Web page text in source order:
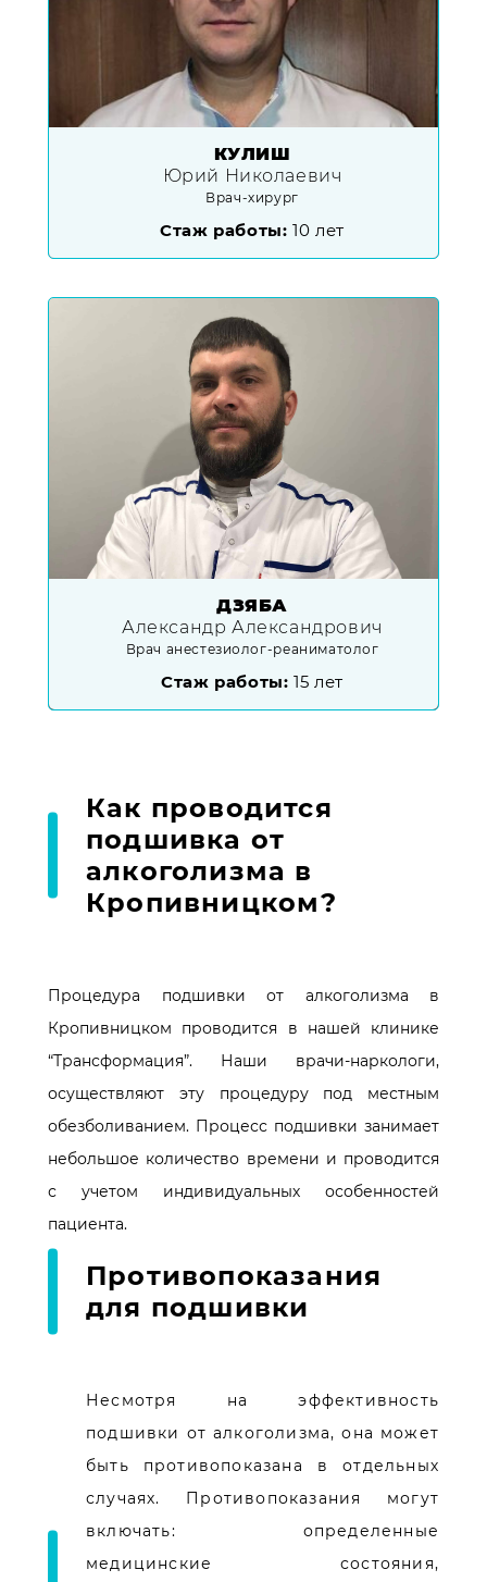
КУЛИШ
Юрий Николаевич
Врач-хирург
Стаж работы: 10 лет
ДЗЯБА
Александр Александрович
Врач анестезиолог-реаниматолог
Стаж работы: 15 лет
Как проводится
подшивка от
алкоголизма в
Кропивницком?
Процедура подшивки от алкоголизма в
Кропивницком проводится в нашей клинике
“Трансформация”. Наши врачи-наркологи,
осуществляют эту процедуру под местным
обезболиванием. Процесс подшивки занимает
небольшое количество времени и проводится
с учетом индивидуальных особенностей
пациента.
Противопоказания
для подшивки
Несмотря на эффективность
подшивки от алкоголизма, она может
быть противопоказана в отдельных
случаях. Противопоказания могут
включать: определенные
медицинские состояния,